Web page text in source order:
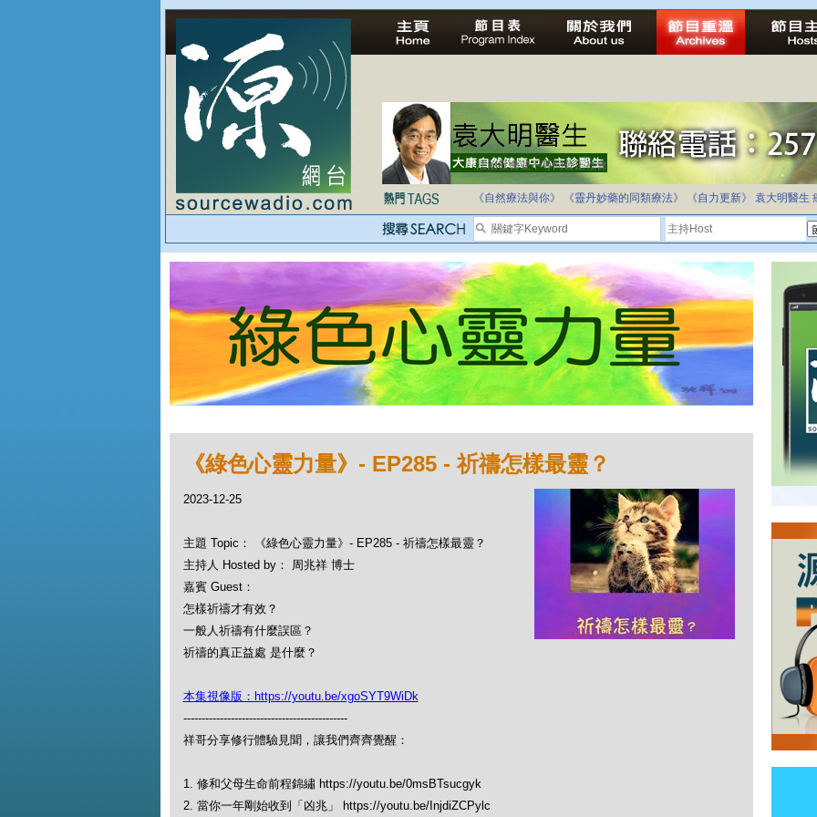
自家教育合法化-推動多元化教育，全民學卷制
《自然療法與你》 《靈丹妙藥的同類療法》 《自力更新》 袁大明醫生
《綠色心靈力量》- EP285 - 祈禱怎樣最靈？
2023-12-25
主題 Topic： 《綠色心靈力量》- EP285 - 祈禱怎樣最靈？
主持人 Hosted by： 周兆祥 博士
嘉賓 Guest：
怎樣祈禱才有效？
一般人祈禱有什麼誤區？
祈禱的真正益處 是什麼？
本集視像版：https://youtu.be/xgoSYT9WiDk
---------------------------------------------
祥哥分享修行體驗見聞，讓我們齊齊覺醒：
1. 修和父母生命前程錦繡 https://youtu.be/0msBTsucgyk
2. 當你一年剛始收到「凶兆」 https://youtu.be/InjdiZCPylc